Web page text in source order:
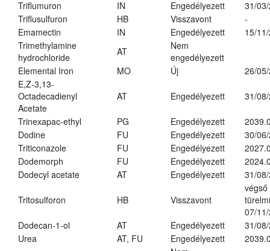
Triflumuron
IN Engedélyezett
31/
Triflusulfuron
HB Visszavont
-
Emamectin
IN Engedélyezett
15/
Trimethylamine
hydrochloride
AT
Nem
engedélyezett
Elemental Iron
MO Új
26/
E,Z-3,13-
Octadecadienyl
Acetate
AT Engedélyezett 31/
Trinexapac-ethyl PG Engedélyezett
Dodine
FU Engedélyezett
30/
Triticonazole
FU Engedélyezett
Dodemorph
FU Engedélyezett
Dodecyl acetate
AT Engedélyezett 31/
Tritosulforon HB Visszavont
végső
07/
Dodecan-1-ol
AT Engedélyezett
31/
Urea
AT, FU Engedélyezett